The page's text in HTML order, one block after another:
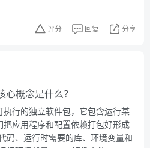
评分 回复 分享
概念是什么？
行的独立软件包，它包含运行某
应用程序和配置依赖打包好形成
码、运行时需要的库、环境变量和